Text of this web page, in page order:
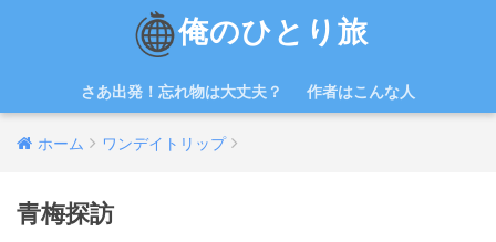
俺のひとり旅
さあ出発！忘れ物は大丈夫？ 作者はこんな人
ホーム ワンデイトリップ
青梅探訪